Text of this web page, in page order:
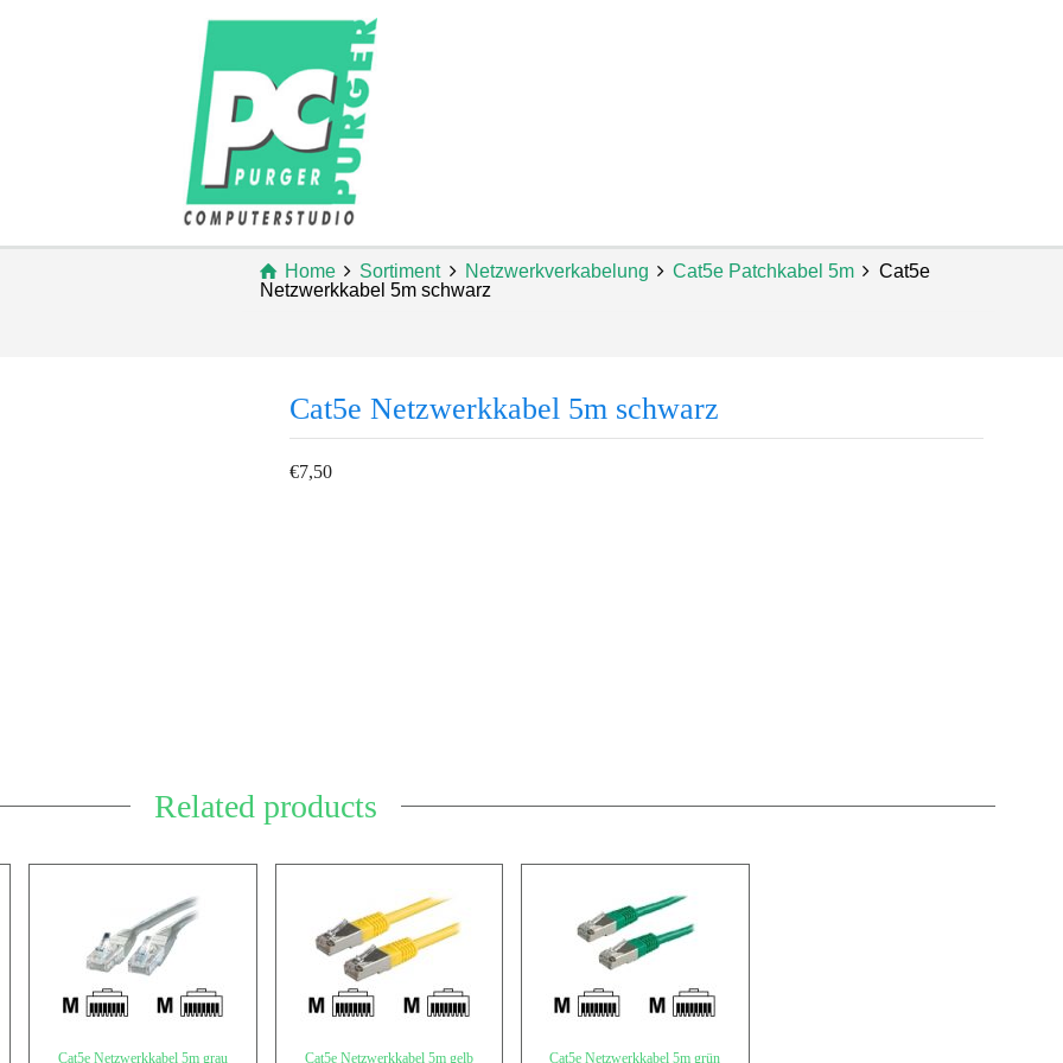
Home Sortiment Netzwerkverkabelung Cat5e Patchkabel 5m
Cat5e
Netzwerkkabel 5m schwarz
Cat5e Netzwerkkabel 5m schwarz
€7,50
Related products
Cat5e Netzwerkkabel 5m grau Cat5e Netzwerkkabel 5m gelb Cat5e Netzwerkkabel 5m grün